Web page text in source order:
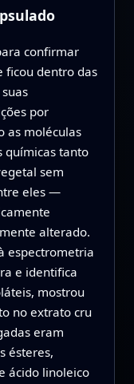
confirmar
ficou dentro das
por
as moléculas
químicas tanto
sem
eles —
alterado.
espectrometria
e identifica
mostrou
no extrato cru
eram
ésteres,
ácido linoleico